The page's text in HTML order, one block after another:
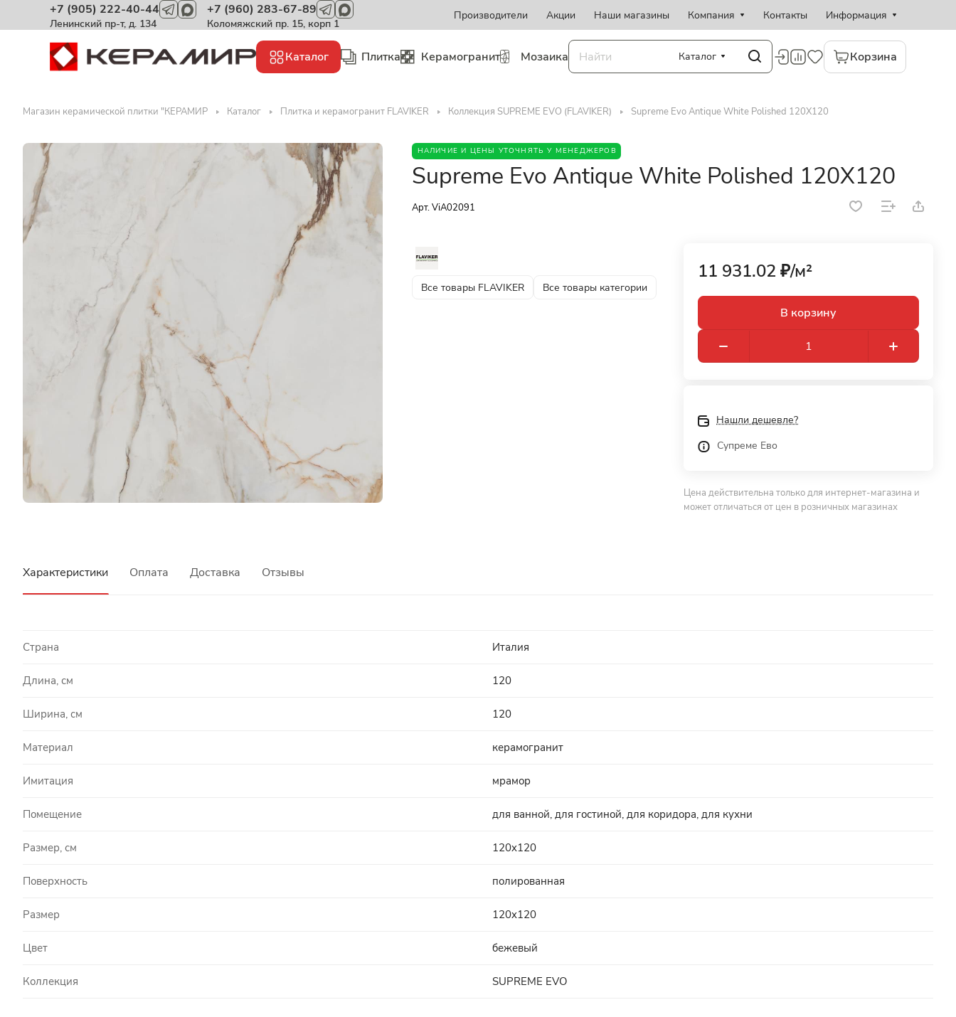
+7 (905) 222-40-44
Ленинский пр-т, д. 134
+7 (960) 283-67-89
Коломяжский пр. 15, корп 1
Производители Акции Наши магазины Компания Контакты Информация
Каталог Плитка Керамогранит Мозаика Каталог Корзина
Магазин керамической плитки "КЕРАМИР Каталог Плитка и керамогранит FLAVIKER Коллекция SUPREME EVO (FLAVIKER) Supreme Evo Antique White Polished 120X120
НАЛИЧИЕ И ЦЕНЫ УТОЧНЯТЬ У МЕНЕДЖЕРОВ
Supreme Evo Antique White Polished 120X120
Арт.ViA02091
Все товары FLAVIKER Все товары категории
11 931.02 ₽/м²
В корзину
Нашли дешевле?
Супреме Ево
Цена действительна только для интернет-магазина и
может отличаться от цен в розничных магазинах
Характеристики Оплата Доставка Отзывы
Страна Италия
Длина, см 120
Ширина, см 120
Материал керамогранит
Имитация мрамор
Помещение для ванной, для гостиной, для коридора, для кухни
Размер, см 120x120
Поверхность полированная
Размер 120x120
Цвет бежевый
Коллекция SUPREME EVO